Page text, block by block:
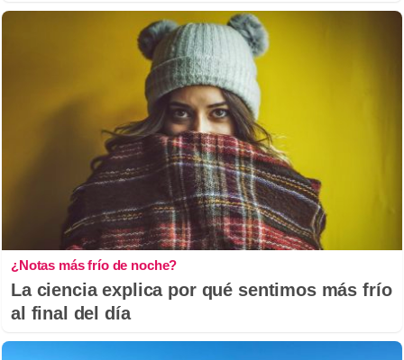
¿Notas más frío de noche?
La ciencia explica por qué sentimos más frío
al final del día